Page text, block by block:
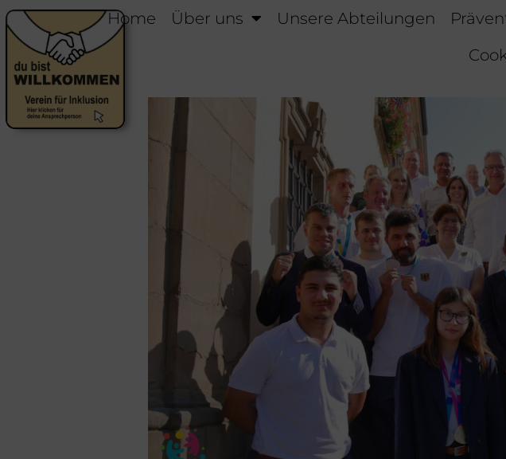
Home Über uns Unsere Abteilungen